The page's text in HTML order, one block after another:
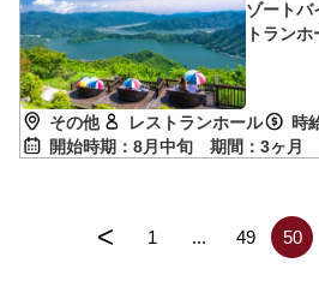
ゾートバ
トランホ
その他 レストランホール
時
開始時期：8月中旬 期間：3ヶ月
< 1 ... 49 50